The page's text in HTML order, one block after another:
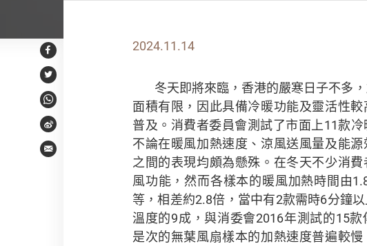
Facebook
Twitter
WhatsApp
Weibo
Email
2024.11.14
冬天即將來臨，香港的嚴寒日子不多
面積有限，因此具備冷暖功能及靈活性
普及。消費者委員會測試了市面上11款
不論在暖風加熱速度、涼風送風量及能
之間的表現均頗為懸殊。在冬天不少消
風功能，然而各樣本的暖風加熱時間由
等，相差約2.8倍，當中有2款需時6分鐘
溫度的9成，與消委會2016年測試的15款
是次的無葉風扇樣本的加熱速度普遍較